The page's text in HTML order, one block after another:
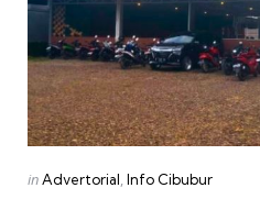
Categories
Posted
inAdvertorial Info Cibubur